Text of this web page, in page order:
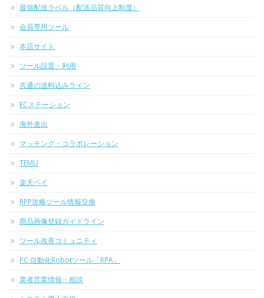
最強配送ラベル（配送品質向上制度）
会員専用ツール
本店サイト
ツール設置・利用
共通の送料込みライン
ECステーション
海外進出
マッチング・コラボレーション
TEMU
楽天ペイ
RPP攻略ツール情報交換
商品画像登録ガイドライン
ツール改善コミュニティ
PC 自動化Robotツール「RPA」
業者営業情報・相談